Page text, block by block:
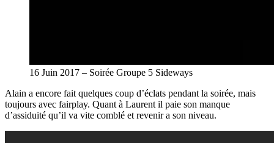
16 Juin 2017 – Soirée Groupe 5 Sideways
Alain a encore fait quelques coup d’éclats pendant la soirée, mais
toujours avec fairplay. Quant à Laurent il paie son manque
d’assiduité qu’il va vite comblé et revenir a son niveau.